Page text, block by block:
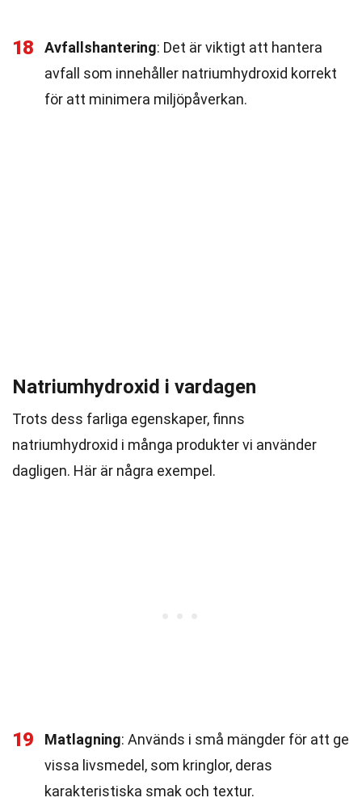
18 Avfallshantering: Det är viktigt att hantera
avfall som innehåller natriumhydroxid korrekt
för att minimera miljöpåverkan.
Natriumhydroxid i vardagen
Trots dess farliga egenskaper, finns
natriumhydroxid i många produkter vi använder
dagligen. Här är några exempel.
19 Matlagning: Används i små mängder för att ge
vissa livsmedel, som kringlor, deras
karakteristiska smak och textur.